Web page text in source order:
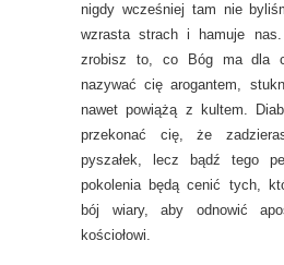
nigdy wcześniej tam nie
wzrasta strach i hamuje
zrobisz to, co Bóg ma dla
nazywać cię arogantem,
nawet powiążą z kultem.
przekonać cię, że
pyszałek, lecz bądź tego
pokolenia będą cenić tych,
bój wiary, aby odnowić
kościołowi.